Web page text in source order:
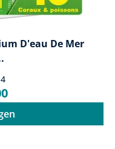
D'eau De Mer